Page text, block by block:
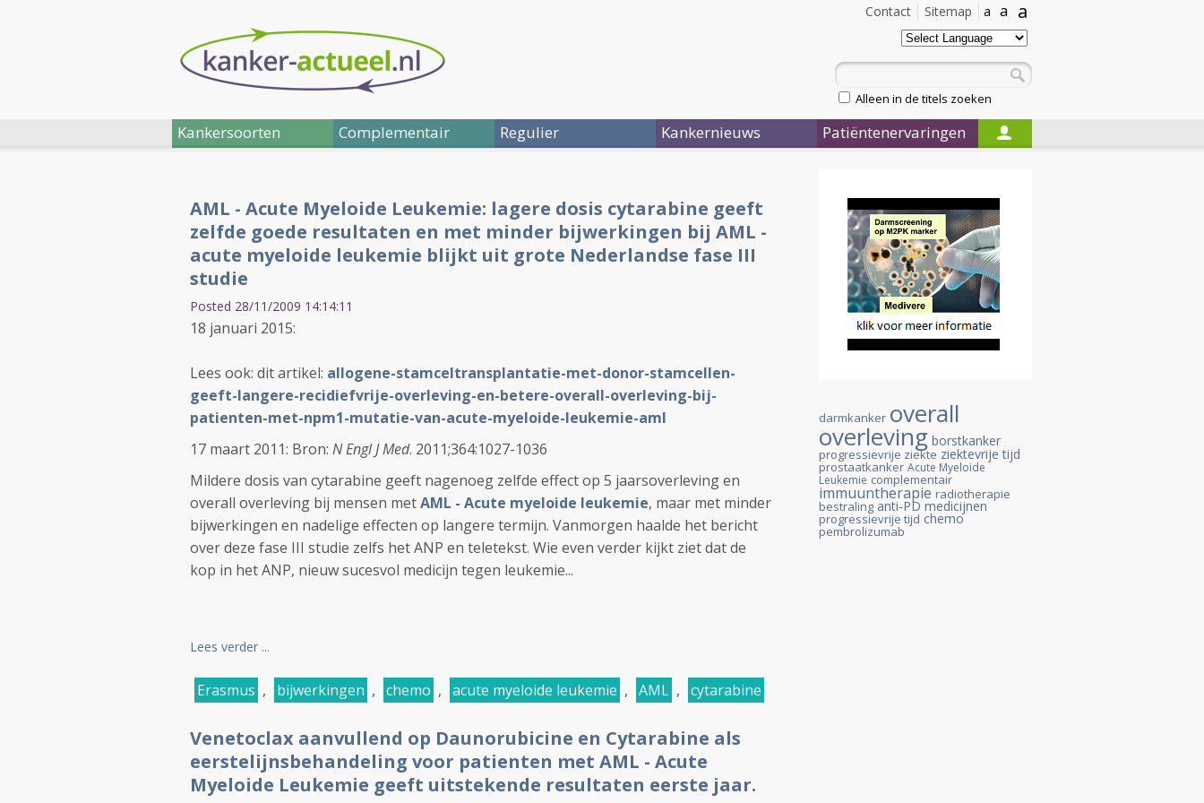
a
a
a
Sitemap
Contact
Alleen in de titels zoeken
Kankersoorten Complementair Regulier Kankernieuws Patiëntenervaringen
AML - Acute Myeloide Leukemie: lagere dosis cytarabine geeft
zelfde goede resultaten en met minder bijwerkingen bij AML -
acute myeloide leukemie blijkt uit grote Nederlandse fase III
studie
Posted 28/11/2009 14:14:11
18 januari 2015:
Lees ook: dit artikel: allogene-stamceltransplantatie-met-donor-stamcellen-
geeft-langere-recidiefvrije-overleving-en-betere-overall-overleving-bij-
patienten-met-npm1-mutatie-van-acute-myeloide-leukemie-aml
17 maart 2011: Bron: N Engl J Med. 2011;364:1027-1036
Mildere dosis van cytarabine geeft nagenoeg zelfde effect op 5 jaarsoverleving en
overall overleving bij mensen metAML - Acute myeloide leukemie, maar met minder
bijwerkingen en nadelige effecten op langere termijn. Vanmorgen haalde het bericht
over deze fase III studie zelfs het ANP en teletekst. Wie even verder kijkt ziet dat de
kop in het ANP, nieuw sucesvol medicijn tegen leukemie...
Lees verder ...
Erasmus , bijwerkingen , chemo , acute myeloide leukemie , AML , cytarabine
Venetoclax aanvullend op Daunorubicine en Cytarabine als
eerstelijnsbehandeling voor patienten met AML - Acute
Myeloide Leukemie geeft uitstekende resultaten eerste jaar.
darmkanker overall
overleving borstkanker
progressievrije ziekte ziektevrije tijd
prostaatkanker Acute Myeloide
Leukemie complementair
immuuntherapie radiotherapie
bestraling anti-PD medicijnen
progressievrije tijd chemo
pembrolizumab